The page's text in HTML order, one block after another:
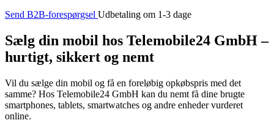
Send B2B-forespørgsel Udbetaling om 1-3 dage
Sælg din mobil hos Telemobile24 GmbH –
hurtigt, sikkert og nemt
Vil du sælge din mobil og få en foreløbig opkøbspris med det
samme? Hos Telemobile24 GmbH kan du nemt få dine brugte
smartphones, tablets, smartwatches og andre enheder vurderet
online.